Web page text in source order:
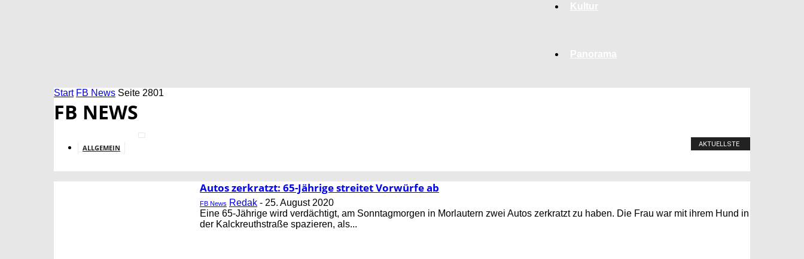
Kultur
Panorama
Start FB News Seite 2801
FB NEWS
ALLGEMEIN
CORNING
FB GESUNDHEIT
AKTUELLSTE
Autos zerkratzt: 65-Jährige streitet Vorwürfe ab
FB News Redak - 25. August 2020
Eine 65-Jährige wird verdächtigt, am Sonntagmorgen in Morlautern zwei Autos zerkratzt zu haben. Die Frau war mit ihrem Hund in
der Kalckreuthstraße spazieren, als...